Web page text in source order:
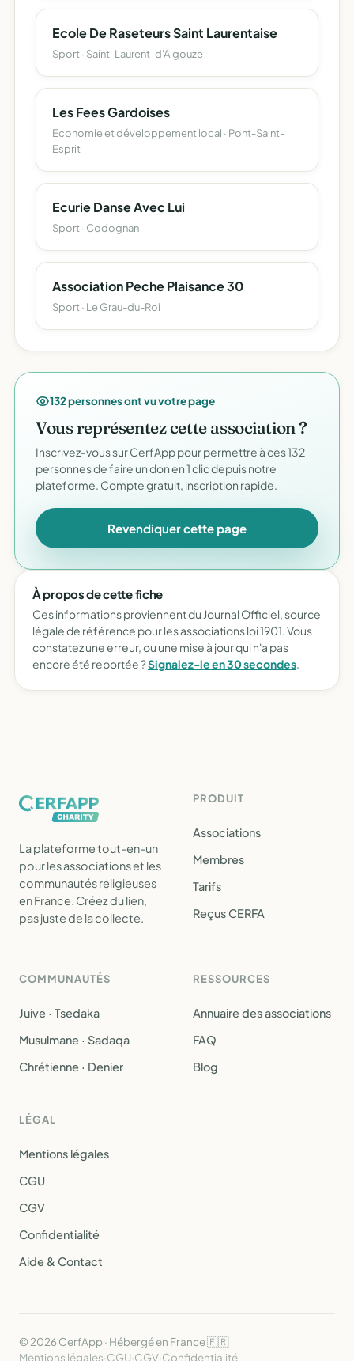
Ecole De Raseteurs Saint Laurentaise
Sport · Saint-Laurent-d'Aigouze
Les Fees Gardoises
Economie et développement local · Pont-Saint-
Esprit
Ecurie Danse Avec Lui
Sport · Codognan
Association Peche Plaisance 30
Sport · Le Grau-du-Roi
132 personnes ont vu votre page
Vous représentez cette association ?
Inscrivez-vous sur CerfApp pour permettre à ces 132
personnes de faire un don en 1 clic depuis notre
plateforme. Compte gratuit, inscription rapide.
Revendiquer cette page
À propos de cette fiche
Ces informations proviennent du Journal Officiel, source
légale de référence pour les associations loi 1901. Vous
constatez une erreur, ou une mise à jour qui n'a pas
encore été reportée ?Signalez-le en 30 secondes.
La plateforme tout-en-un
pour les associations et les
communautés religieuses
en France. Créez du lien,
pas juste de la collecte.
PRODUIT
Associations
Membres
Tarifs
Reçus CERFA
COMMUNAUTÉS
Juive · Tsedaka
Musulmane · Sadaqa
Chrétienne · Denier
RESSOURCES
Annuaire des associations
FAQ
Blog
LÉGAL
Mentions légales
CGU
CGV
Confidentialité
Aide & Contact
© 2026 CerfApp · Hébergé en France 🇫🇷
Mentions légales·CGU·CGV·Confidentialité